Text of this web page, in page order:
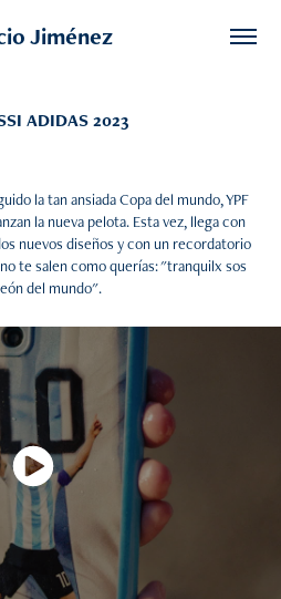
Jiménez
ADIDAS 2023
la tan ansiada Copa del mundo, YPF
la nueva pelota. Esta vez, llega con
nuevos diseños y con un recordatorio
te salen como querías: "tranquilx sos
del mundo".